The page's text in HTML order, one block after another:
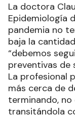
La doctora
Epidemiología
pandemia no
baja la
“debemos
preventivas de
La profesional
más cerca de
terminando,
transitándola